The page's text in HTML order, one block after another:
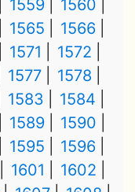
1559
1560
1565
1566
1571
1572
1577
1578
1583
1584
1589
1590
1595
1596
1601
1602